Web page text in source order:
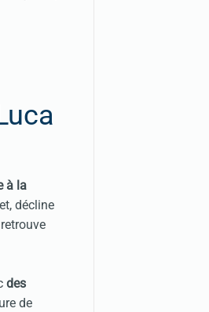
à la
décline
des
de